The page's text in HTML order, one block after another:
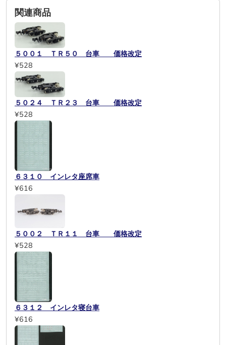
関連商品
５００１ ＴＲ５０ 台車 価格改定
¥528
５０２４ ＴＲ２３ 台車 価格改定
¥528
６３１０ インレタ座席車
¥616
５００２ ＴＲ１１ 台車 価格改定
¥528
６３１２ インレタ寝台車
¥616